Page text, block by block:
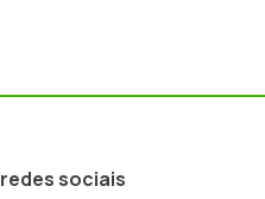
sociais